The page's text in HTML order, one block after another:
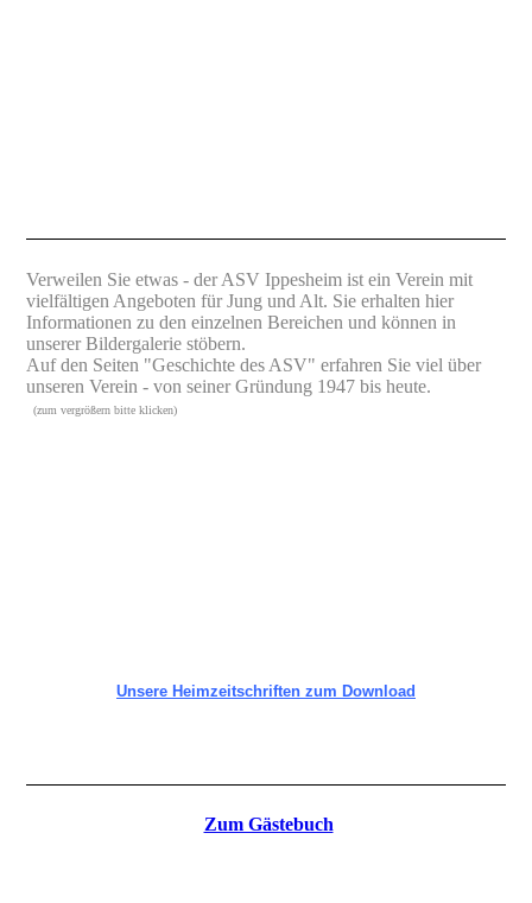
Verweilen Sie etwas - der ASV Ippesheim ist ein Verein mit
vielfältigen Angeboten für Jung und Alt. Sie erhalten hier
Informationen zu den einzelnen Bereichen und können in
unserer Bildergalerie stöbern.
Auf den Seiten "Geschichte des ASV" erfahren Sie viel über
unseren Verein - von seiner Gründung 1947 bis heute.
(zum vergrößern bitte klicken)
Unsere Heimzeitschriften zum Download
Zum Gästebuch